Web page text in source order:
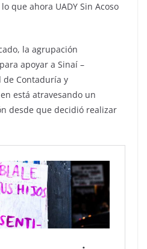
que ahora UADY Sin Acoso
la agrupación
apoyar a Sinaí –
de Contaduría y
está atravesando un
desde que decidió realizar